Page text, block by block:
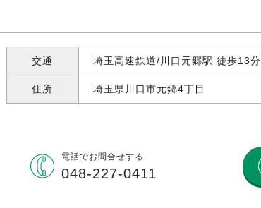
交通 埼玉高速鉄道/川口元郷駅 徒歩13分
住所 埼玉県川口市元郷4丁目
電話でお問合せする
048-227-0411